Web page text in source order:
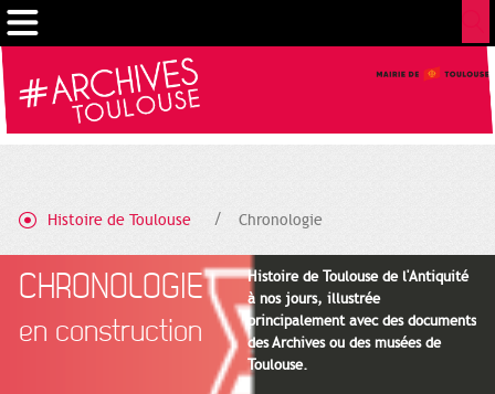
Histoire de Toulouse Chronologie
CHRONOLOGIE
en construction
Histoire de Toulouse de l'Antiquité
à nos jours, illustrée
principalement avec des documents
des Archives ou des musées de
Toulouse.
Gestion de vos préférences sur les cookies